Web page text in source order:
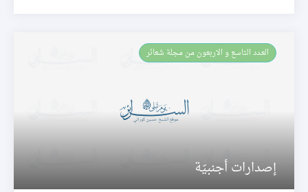
العـدد التاسع و الاربعون من مجلة شعائر
إصدارات أجنبيّة